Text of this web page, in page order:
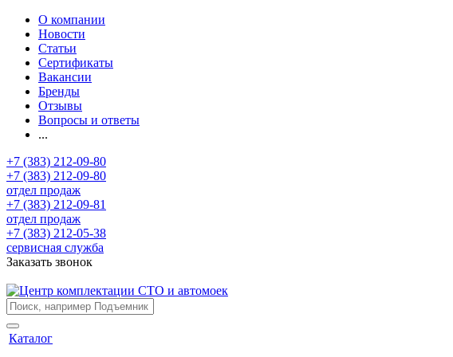
О компании
Новости
Статьи
Сертификаты
Вакансии
Бренды
Отзывы
Вопросы и ответы
...
+7 (383) 212-09-80
+7 (383) 212-09-80
отдел продаж
+7 (383) 212-09-81
отдел продаж
+7 (383) 212-05-38
сервисная служба
Заказать звонок
Каталог